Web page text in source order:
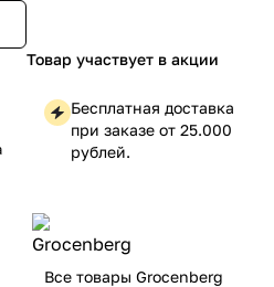
Товар участвует в акции
Бесплатная доставка
при заказе от 25.000
рублей.
Все товары Grocenberg